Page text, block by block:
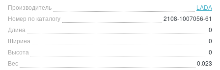
Производитель
LADA
Номер по каталогу
2108-1007056-61
Длина
0
Ширина
0
Высота
0
Вес
0.023